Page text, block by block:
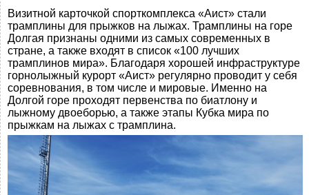
Визитной карточкой спорткомплекса «Аист» стали
трамплины для прыжков на лыжах. Трамплины на горе
Долгая признаны одними из самых современных в
стране, а также входят в список «100 лучших
трамплинов мира». Благодаря хорошей инфраструктуре
горнолыжный курорт «Аист» регулярно проводит у себя
соревнования, в том числе и мировые. Именно на
Долгой горе проходят первенства по биатлону и
лыжному двоеборью, а также этапы Кубка мира по
прыжкам на лыжах с трамплина.